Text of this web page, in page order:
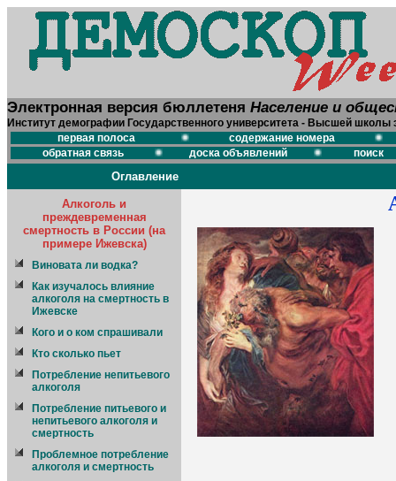
Электронная версия бюллетеня Население и
Институт демографии Государственного университета - Высшей школы
первая полоса
содержание номера
обратная связь
доска объявлений поиск
Оглавление
Алкоголь и
преждевременная
смертность в России (на
примере Ижевска)
Виновата ли водка?
Как изучалось влияние
алкоголя на смертность в
Ижевске
Кого и о ком cпрашивали
Кто сколько пьет
Потребление непитьевого
алкоголя
Потребление питьевого и
непитьевого алкоголя и
смертность
Проблемное потребление
алкоголя и смертность